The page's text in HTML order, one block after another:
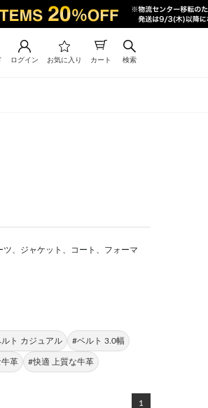
ログイン お気に入り カート 検索
ツ、ジャケット、コート、フォーマ
ルト カジュアル #ベルト 3.0幅
革 #快適 上質な牛革
1